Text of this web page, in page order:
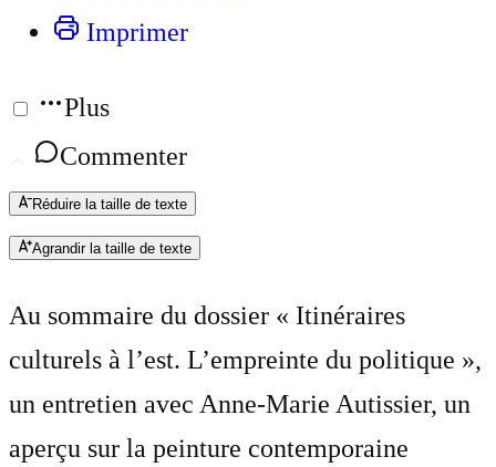
Imprimer
Plus
Commenter
Réduire la taille de texte
Agrandir la taille de texte
Au sommaire du dossier « Itinéraires
culturels à l’est. L’empreinte du politique »,
un entretien avec Anne-Marie Autissier, un
aperçu sur la peinture contemporaine